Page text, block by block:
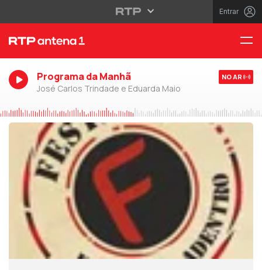
Entrar
Programa da Manhã
José Carlos Trindade e Eduarda Maio
NO AR